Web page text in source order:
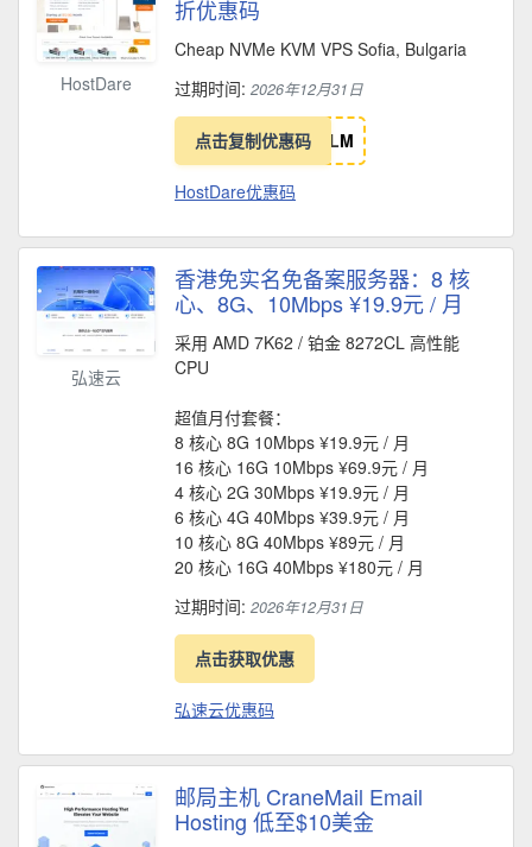
HostDare
折优惠码
Cheap NVMe KVM VPS Sofia, Bulgaria
过期时间: 2026年12月31日
点击复制优惠码 LM
HostDare优惠码
弘速云
香港免实名免备案服务器：8 核
心、8G、10Mbps ¥19.9元 / 月
采用 AMD 7K62 / 铂金 8272CL 高性能
CPU
超值月付套餐：
8 核心 8G 10Mbps ¥19.9元 / 月
16 核心 16G 10Mbps ¥69.9元 / 月
4 核心 2G 30Mbps ¥19.9元 / 月
6 核心 4G 40Mbps ¥39.9元 / 月
10 核心 8G 40Mbps ¥89元 / 月
20 核心 16G 40Mbps ¥180元 / 月
过期时间: 2026年12月31日
点击获取优惠
弘速云优惠码
邮局主机 CraneMail Email
Hosting 低至$10美金